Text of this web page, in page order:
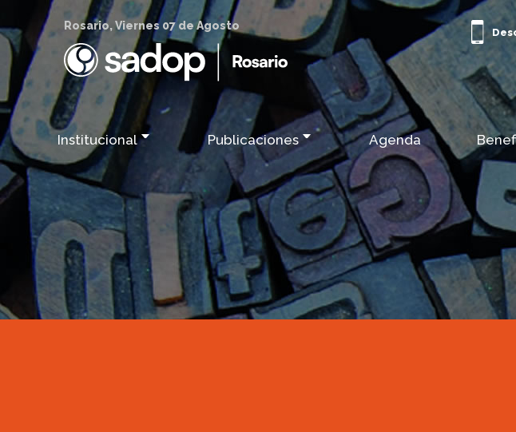
Rosario, Viernes 07 de Agosto
Institucional Publicaciones Agenda